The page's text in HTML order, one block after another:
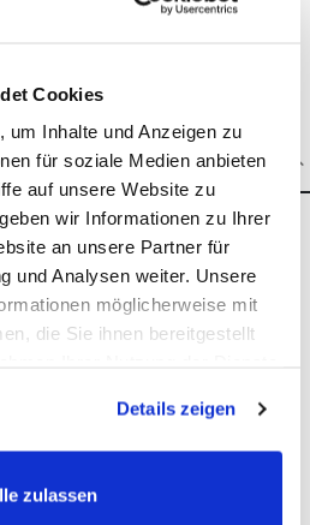
Cookies
um Inhalte und Anzeigen zu
für soziale Medien anbieten
auf unsere Website zu
wir Informationen zu Ihrer
an unsere Partner für
und Analysen weiter. Unsere
möglicherweise mit
die Sie ihnen bereitgestellt
Details zeigen
zulassen
Hoestkoekjes?
graanvrije
tijm, zwarte komijn en salie, die